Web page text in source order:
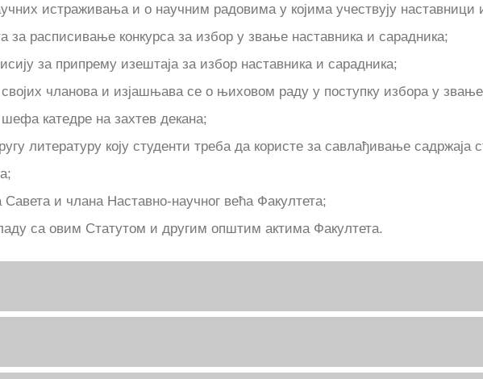
истраживања и о научним радовима у којима учествују наставници
за расписивање конкурса за избор у звање наставника и сарадника;
за припрему изештаја за избор наставника и сарадника;
чланова и изјашњава се о њиховом раду у поступку избора у
катедре на захтев декана;
литературу коју студенти треба да користе за савлађивање садржаја
и члана Наставно-научног већа Факултета;
са овим Статутом и другим општим актима Факултета.